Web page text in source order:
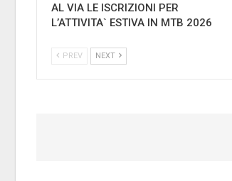
AL VIA LE ISCRIZIONI PER
L’ATTIVITA` ESTIVA IN MTB 2026
PREV NEXT